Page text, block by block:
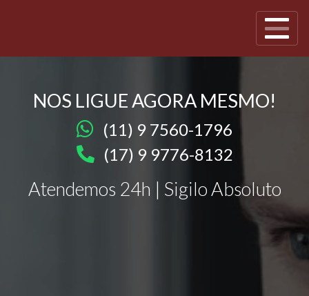
NOS LIGUE AGORA MESMO!
(11) 9 7560-1796
(17) 9 9776-8132
Atendemos 24h | Sigilo Absoluto